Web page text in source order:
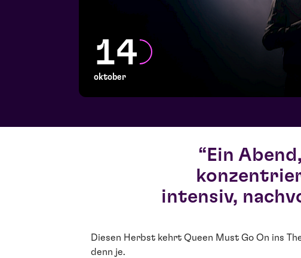
14
oktober
Ein
intensiv,
Diesen Herbst kehrt Queen Must Go On ins
denn je.